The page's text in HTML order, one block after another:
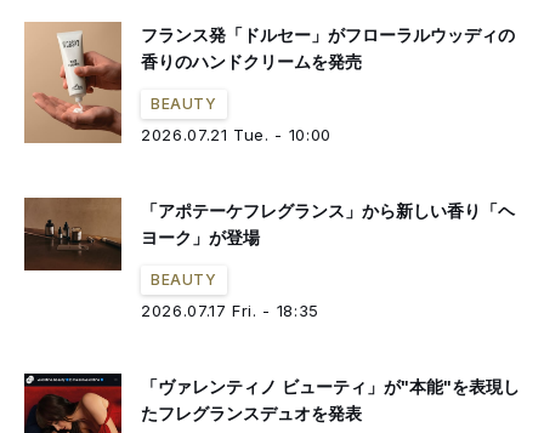
フランス発「ドルセー」がフローラルウッディの
香りのハンドクリームを発売
BEAUTY
2026.07.21 Tue. - 10:00
「アポテーケフレグランス」から新しい香り「ヘ
ヨーク」が登場
BEAUTY
2026.07.17 Fri. - 18:35
「ヴァレンティノ ビューティ」が"本能"を表現し
たフレグランスデュオを発表